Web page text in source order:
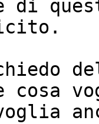
di
cosa
voglia